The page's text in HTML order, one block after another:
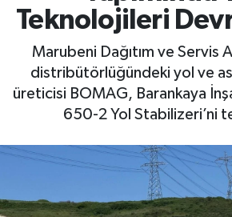
Teknolojileri
Marubeni Dağıtım ve Servis
distribütörlüğündeki yol ve
üreticisi BOMAG, Barankaya
650-2 Yol Stabilizeri’ni
Lojistik
Otovitrin
Asayiş
Magazin
Son Dakika Haberleri
Haber Arşivi